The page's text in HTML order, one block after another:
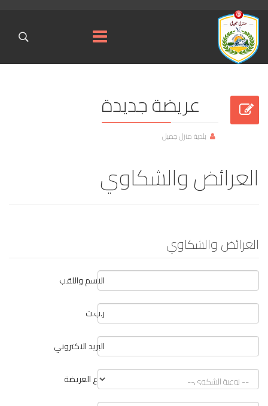
عريضة جديدة
بلدية منزل جميل
العرائض والشكاوي
العرائض والشكاوي
الاسم واللقب
ر.ب.ت
البريد الاكتروني
نوع العريضة